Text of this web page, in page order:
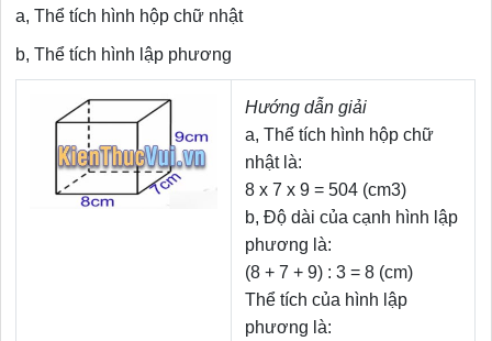
a, Thể tích hình hộp chữ nhật
b, Thể tích hình lập phương
Hướng dẫn giải
a, Thể tích hình hộp chữ
nhật là:
8 x 7 x 9 = 504 (cm3)
b, Độ dài của cạnh hình lập
phương là:
(8 + 7 + 9) : 3 = 8 (cm)
Thể tích của hình lập
phương là: